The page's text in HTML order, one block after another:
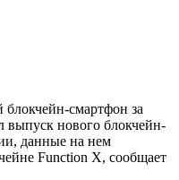
смартфон за
выпуск нового блокчейн-
данные на нем
Function X, сообщает